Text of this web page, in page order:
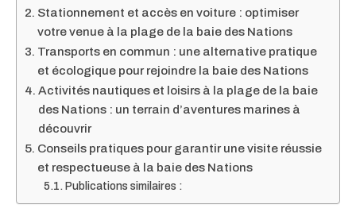
Stationnement et accès en voiture : optimiser
votre venue à la plage de la baie des Nations
Transports en commun : une alternative pratique
et écologique pour rejoindre la baie des Nations
Activités nautiques et loisirs à la plage de la baie
des Nations : un terrain d’aventures marines à
découvrir
Conseils pratiques pour garantir une visite réussie
et respectueuse à la baie des Nations
Publications similaires :